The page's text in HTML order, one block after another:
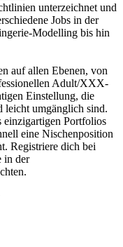
unterzeichnet und
Jobs in der
Modelling bis hin
auf allen Ebenen, von
Adult/XXX-
Einstellung, die
leicht umgänglich sind.
einzigartigen Portfolios
eine Nischenposition
Registriere dich bei
in der